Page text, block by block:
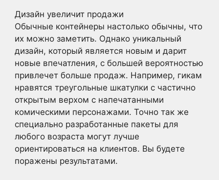
Дизайн увеличит продажи
Обычные контейнеры настолько обычны, что
их можно заметить. Однако уникальный
дизайн, который является новым и дарит
новые впечатления, с большей вероятностью
привлечет больше продаж. Например, гикам
нравятся треугольные шкатулки с частично
открытым верхом с напечатанными
комическими персонажами. Точно так же
специально разработанные пакеты для
любого возраста могут лучше
ориентироваться на клиентов. Вы будете
поражены результатами.